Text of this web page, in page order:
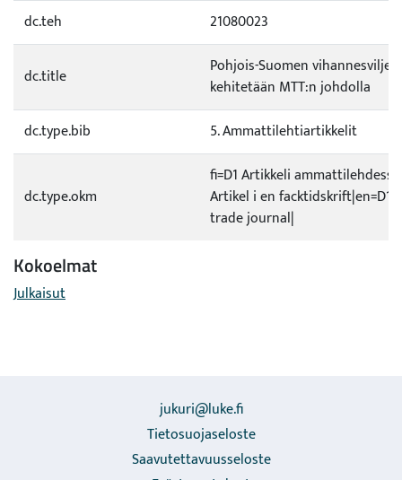
dc.teh
21080023
dc.title
Pohjois-Suomen
kehitetään MTT:n johdolla
dc.type.bib
5. Ammattilehtiartikkelit
dc.type.okm
fi=D1 Artikkeli
Artikel i en facktidskrift|en=D1
trade journal|
Kokoelmat
Julkaisut
jukuri@luke.fi
Tietosuojaseloste
Saavutettavuusseloste